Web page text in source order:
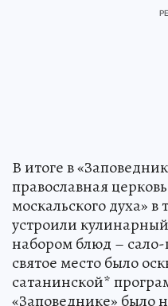
В итоге в
православная
москальского духа»
устроили
набором блюд –
святое место было
сатанинской*
«Заповеднике» было